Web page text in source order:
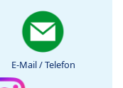
E-Mail / Telefon